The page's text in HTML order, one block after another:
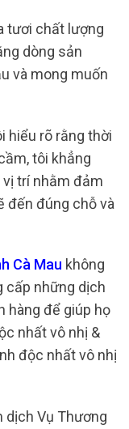
tươi chất lượng
dòng sản
và mong muốn
hiểu rõ rằng thời
tôi khẳng
trí nhằm đảm
đến đúng chỗ và
Cà Mau không
cấp những dịch
hàng để giúp họ
nhất vô nhị &
độc nhất vô nhị
dịch Vụ Thương